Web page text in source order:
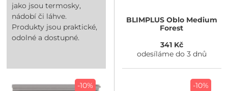
jako jsou termosky,
nádobí či láhve.
Produkty jsou praktické,
odolné a dostupné.
BLIMPLUSOblo Medium
Forest
341 Kč
odesíláme do 3 dnů
-10%
-10%